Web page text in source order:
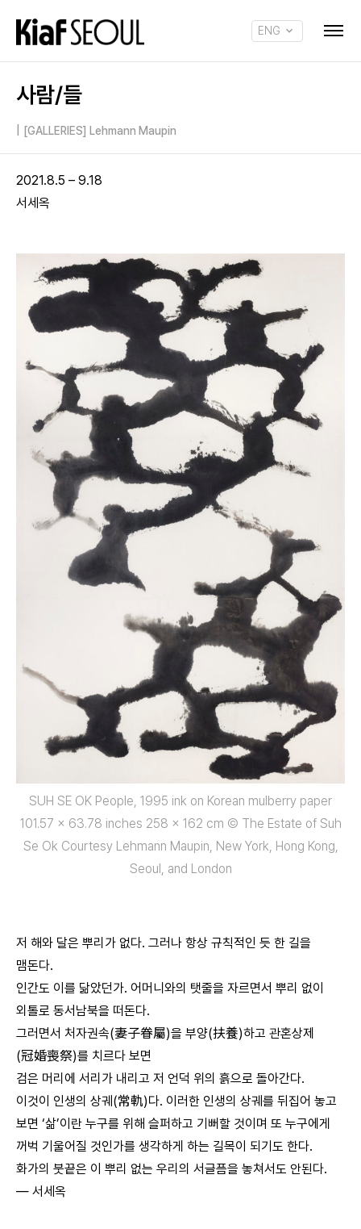
ENG
사람/들
[GALLERIES] Lehmann Maupin
2021.8.5 – 9.18
서세옥
SUH SE OK People, 1995 ink on Korean mulberry paper
101.57 x 63.78 inches 258 x 162 cm © The Estate of Suh
Se Ok Courtesy Lehmann Maupin, New York, Hong Kong,
Seoul, and London
저 해와 달은 뿌리가 없다. 그러나 항상 규칙적인 듯 한 길을
맴돈다.
인간도 이를 닮았던가. 어머니와의 탯줄을 자르면서 뿌리 없이
외톨로 동서남북을 떠돈다.
그러면서 처자권속(妻子眷屬)을 부양(扶養)하고 관혼상제
(冠婚喪祭)를 치르다 보면
검은 머리에 서리가 내리고 저 언덕 위의 흙으로 돌아간다.
이것이 인생의 상궤(常軌)다. 이러한 인생의 상궤를 뒤집어 놓고
보면 ‘삶’이란 누구를 위해 슬퍼하고 기뻐할 것이며 또 누구에게
꺼벅 기울어질 것인가를 생각하게 하는 길목이 되기도 한다.
화가의 붓끝은 이 뿌리 없는 우리의 서글픔을 놓쳐서도 안된다.
― 서세옥